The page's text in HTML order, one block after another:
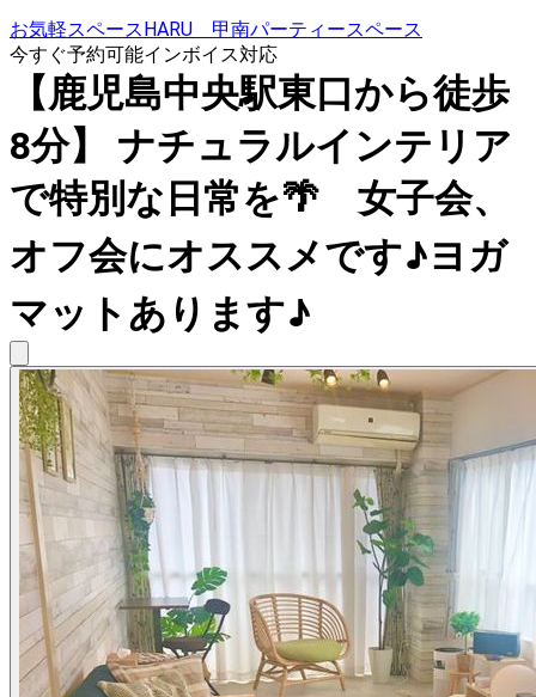
お気軽スペースHARU 甲南パーティースペース
今すぐ予約可能インボイス対応
【鹿児島中央駅東口から徒歩
8分】 ナチュラルインテリア
で特別な日常を🌴 女子会、
オフ会にオススメです♪ヨガ
マットあります♪